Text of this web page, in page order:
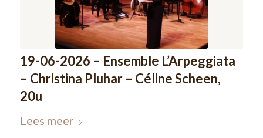
19-06-2026 – Ensemble L’Arpeggiata
– Christina Pluhar – Céline Scheen,
20u
Lees meer